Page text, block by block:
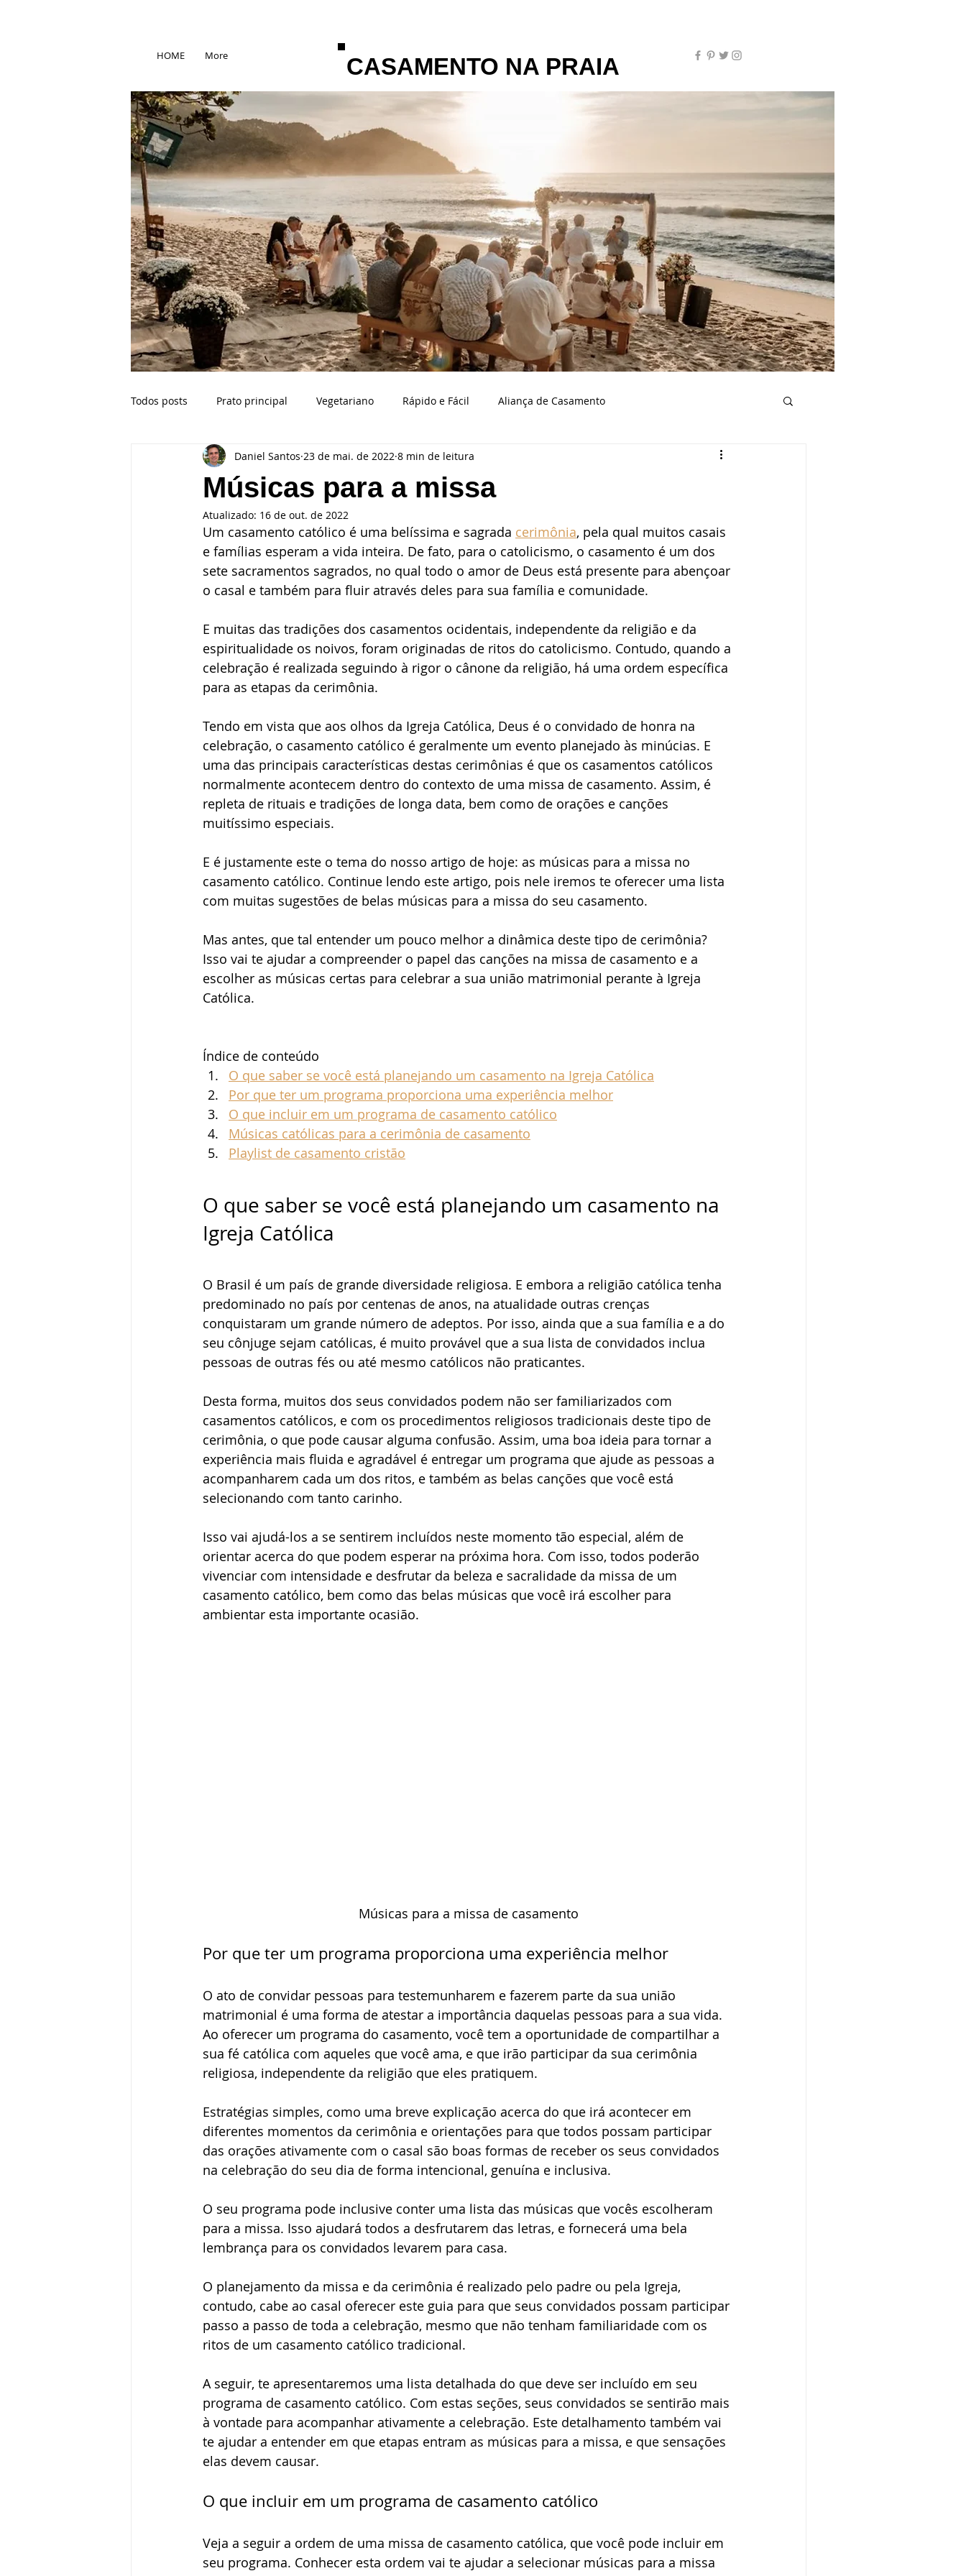
CASAMENTO NA PRAIA
HOME More
Todos posts Prato principal Vegetariano Rápido e Fácil Aliança de Casamento
Buffet para casamento na praia Bodas de casamento Caraguatatuba
Celebrante Casamento Bahia
Crianças no casamento Espaço de casamento Decoração Eventos Fotografia Lista de casamento
Ilhabela SP Fotógrafo de casamento Musicistas para casamentos Organizando casamento
Pedido de casamento Vestido de noiva
Vida de casados
Músicas para a missa
Daniel Santos 23 de mai. de 2022 8 min de leitura
Atualizado: 16 de out. de 2022
Um casamento católico é uma belíssima e sagrada cerimônia, pela qual muitos casais
e famílias esperam a vida inteira. De fato, para o catolicismo, o casamento é um dos
sete sacramentos sagrados, no qual todo o amor de Deus está presente para abençoar
o casal e também para fluir através deles para sua família e comunidade.
E muitas das tradições dos casamentos ocidentais, independente da religião e da
espiritualidade os noivos, foram originadas de ritos do catolicismo. Contudo, quando a
celebração é realizada seguindo à rigor o cânone da religião, há uma ordem específica
para as etapas da cerimônia.
Tendo em vista que aos olhos da Igreja Católica, Deus é o convidado de honra na
celebração, o casamento católico é geralmente um evento planejado às minúcias. E
uma das principais características destas cerimônias é que os casamentos católicos
normalmente acontecem dentro do contexto de uma missa de casamento. Assim, é
repleta de rituais e tradições de longa data, bem como de orações e canções
muitíssimo especiais.
E é justamente este o tema do nosso artigo de hoje: as músicas para a missa no
casamento católico. Continue lendo este artigo, pois nele iremos te oferecer uma lista
com muitas sugestões de belas músicas para a missa do seu casamento.
Mas antes, que tal entender um pouco melhor a dinâmica deste tipo de cerimônia?
Isso vai te ajudar a compreender o papel das canções na missa de casamento e a
escolher as músicas certas para celebrar a sua união matrimonial perante à Igreja
Católica.
Índice de conteúdo
O que saber se você está planejando um casamento na Igreja Católica
Por que ter um programa proporciona uma experiência melhor
O que incluir em um programa de casamento católico
Músicas católicas para a cerimônia de casamento
Playlist de casamento cristão
O que saber se você está planejando um casamento na
Igreja Católica
O Brasil é um país de grande diversidade religiosa. E embora a religião católica tenha
predominado no país por centenas de anos, na atualidade outras crenças
conquistaram um grande número de adeptos. Por isso, ainda que a sua família e a do
seu cônjuge sejam católicas, é muito provável que a sua lista de convidados inclua
pessoas de outras fés ou até mesmo católicos não praticantes.
Desta forma, muitos dos seus convidados podem não ser familiarizados com
casamentos católicos, e com os procedimentos religiosos tradicionais deste tipo de
cerimônia, o que pode causar alguma confusão. Assim, uma boa ideia para tornar a
experiência mais fluida e agradável é entregar um programa que ajude as pessoas a
acompanharem cada um dos ritos, e também as belas canções que você está
selecionando com tanto carinho.
Isso vai ajudá-los a se sentirem incluídos neste momento tão especial, além de
orientar acerca do que podem esperar na próxima hora. Com isso, todos poderão
vivenciar com intensidade e desfrutar da beleza e sacralidade da missa de um
casamento católico, bem como das belas músicas que você irá escolher para
ambientar esta importante ocasião.
Músicas para a missa de casamento
Por que ter um programa proporciona uma experiência melhor
O ato de convidar pessoas para testemunharem e fazerem parte da sua união
matrimonial é uma forma de atestar a importância daquelas pessoas para a sua vida.
Ao oferecer um programa do casamento, você tem a oportunidade de compartilhar a
sua fé católica com aqueles que você ama, e que irão participar da sua cerimônia
religiosa, independente da religião que eles pratiquem.
Estratégias simples, como uma breve explicação acerca do que irá acontecer em
diferentes momentos da cerimônia e orientações para que todos possam participar
das orações ativamente com o casal são boas formas de receber os seus convidados
na celebração do seu dia de forma intencional, genuína e inclusiva.
O seu programa pode inclusive conter uma lista das músicas que vocês escolheram
para a missa. Isso ajudará todos a desfrutarem das letras, e fornecerá uma bela
lembrança para os convidados levarem para casa.
O planejamento da missa e da cerimônia é realizado pelo padre ou pela Igreja,
contudo, cabe ao casal oferecer este guia para que seus convidados possam participar
passo a passo de toda a celebração, mesmo que não tenham familiaridade com os
ritos de um casamento católico tradicional.
A seguir, te apresentaremos uma lista detalhada do que deve ser incluído em seu
programa de casamento católico. Com estas seções, seus convidados se sentirão mais
à vontade para acompanhar ativamente a celebração. Este detalhamento também vai
te ajudar a entender em que etapas entram as músicas para a missa, e que sensações
elas devem causar.
O que incluir em um programa de casamento católico
Veja a seguir a ordem de uma missa de casamento católica, que você pode incluir em
seu programa. Conhecer esta ordem vai te ajudar a selecionar músicas para a missa